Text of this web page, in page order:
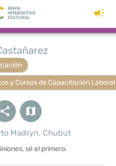
y Cursos de Capacitación Laboral
Madryn, Chubut
sé el primero.